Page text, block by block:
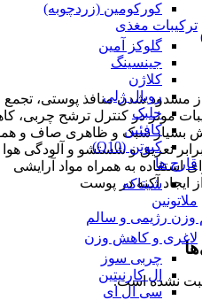
کورکومین (زردچوبه)
ترکیبات مغذی
گلوکز آمین
جینسینگ
کلاژن
رویال ژلی
جلبک
کافئین
کیوتن (Q10)
قارچ ها
شیتاکه
ملاتونین
وزن رژیمی و سالم
لاغری و کاهش وزن
چربی سوز
ال کارنیتین
سی ال ای
مسدود شدن منافذ پوستی، تجمع
موثر در کنترل ترشح چربی،
بسیار سبک و ظاهری صاف و
تعریق و شستشو و آلودگی هوا
استفاده به همراه مواد آرایشی
ایجاد آکنه در پوست
نشده است.